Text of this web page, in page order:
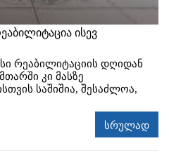
ისევ
რეაბილიტაციის დღიდან
კი მასზე
საშიშია, შესაძლოა,
სრულად